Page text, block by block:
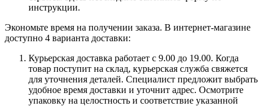
инструкции.
Экономьте время на получении заказа. В интернет-магазине
доступно 4 варианта доставки:
Курьерская доставка работает с 9.00 до 19.00. Когда
товар поступит на склад, курьерская служба свяжется
для уточнения деталей. Специалист предложит выбрать
удобное время доставки и уточнит адрес. Осмотрите
упаковку на целостность и соответствие указанной